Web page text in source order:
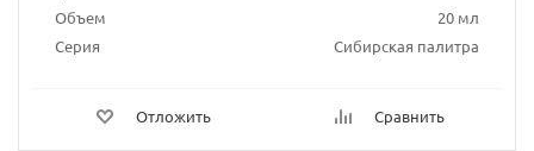
Объем
20 мл
Серия
Сибирская палитра
Отложить Сравнить